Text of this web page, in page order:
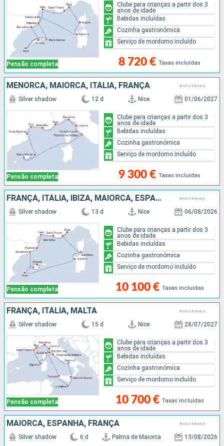
Pensão completa 8 720 € Taxas incluídas
Clube para crianças a partir dos 3
anos de idade
Bebidas incluídas
Cozinha gastronómica
Serviço de mordomo incluído
MENORCA, MAIORCA, ITÁLIA, FRANÇA
Pensão completa
Silver shadow 12 d Nice 01/06/2027
9 300 € Taxas incluídas
Clube para crianças a partir dos 3
anos de idade
Bebidas incluídas
Cozinha gastronómica
Serviço de mordomo incluído
FRANÇA, ITÁLIA, IBIZA, MAIORCA, ESPANHA
Pensão completa
Silver shadow 13 d Nice 06/08/2026
10 100 € Taxas incluídas
Clube para crianças a partir dos 3
anos de idade
Bebidas incluídas
Cozinha gastronómica
Serviço de mordomo incluído
FRANÇA, ITÁLIA, MALTA
Pensão completa
Silver shadow 15 d Nice 28/07/2027
10 700 € Taxas incluídas
Clube para crianças a partir dos 3
anos de idade
Bebidas incluídas
Cozinha gastronómica
Serviço de mordomo incluído
MAIORCA, ESPANHA, FRANÇA
Silver shadow 6 d Palma de Maiorca 13/08/2026